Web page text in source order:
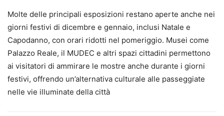
Molte delle principali esposizioni restano aperte anche nei
giorni festivi di dicembre e gennaio, inclusi Natale e
Capodanno, con orari ridotti nel pomeriggio. Musei come
Palazzo Reale, il MUDEC e altri spazi cittadini permettono
ai visitatori di ammirare le mostre anche durante i giorni
festivi, offrendo un’alternativa culturale alle passeggiate
nelle vie illuminate della città